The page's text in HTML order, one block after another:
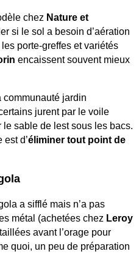
chez Nature et
si le sol a besoin d’aération
porte-greffes et variétés
encaissent souvent mieux
communauté jardin
jurent par le voile
le sable de lest sous les bacs.
est d’éliminer tout point de
a sifflé mais n’a pas
métal (achetées chez Leroy
avant l’orage pour
quoi, un peu de préparation